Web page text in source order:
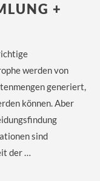
+
werden von
generiert,
können. Aber
sind
der …